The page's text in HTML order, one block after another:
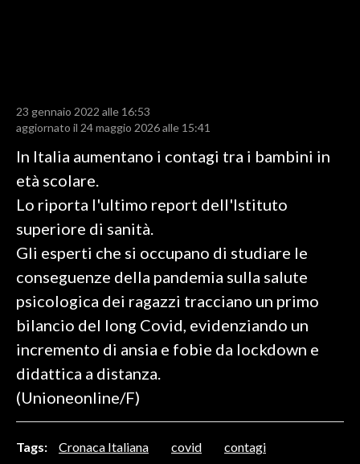
SPORT
RISULTATI E CLASSIFICHE
CALCIO
CALCIO REGIONALE
VOLLEY
TENNIS
ALTRI SPORT
CULTURA
SPETTACOLI
23 gennaio 2022 alle 16:53
aggiornato il 24 maggio 2026 alle 15:41
In Italia aumentano i contagi tra i bambini in
età scolare.
Lo riporta l'ultimo report dell'Istituto
superiore di sanità.
Gli esperti che si occupano di studiare le
conseguenze della pandemia sulla salute
psicologica dei ragazzi tracciano un primo
bilancio del long Covid, evidenziando un
incremento di ansia e fobie da lockdown e
didattica a distanza.
(Unioneonline/F)
Tags: Cronaca Italiana covid
contagi